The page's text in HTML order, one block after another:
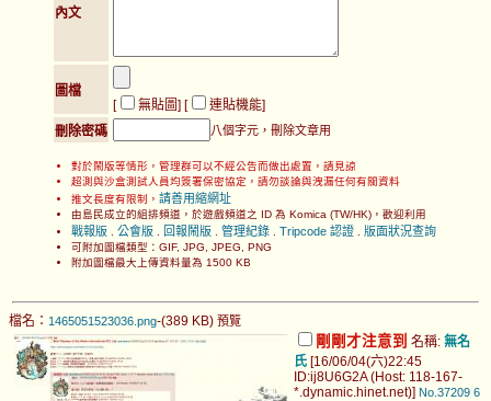
內文
圖檔
[
無貼圖] [ 連貼機能]
刪除密碼
八個字元，刪除文章用
對於鬧版等情形，管理群可以不經公告而做出處置，請見諒
超測與沙盒測試人員均簽署保密協定，請勿談論與洩漏任何有關資料
推文長度有限制， 請善用縮網址
由島民成立的組排頻道，於遊戲頻道之 ID 為 Komica (TW/HK)，歡迎利用
戰報版 公會版 回報鬧版 管理紀錄 Tripcode 認證 版面狀況查詢
可附加圖檔類型：GIF, JPG, JPEG, PNG
附加圖檔最大上傳資料量為 1500 KB
檔名： 1465051523036.png-(389 KB) 預覽
剛剛才注意到 名稱: 無名
氏 [16/06/04(六)22:45
ID:ij8U6G2A (Host: 118-167-
*.dynamic.hinet.net)] No.37209 6